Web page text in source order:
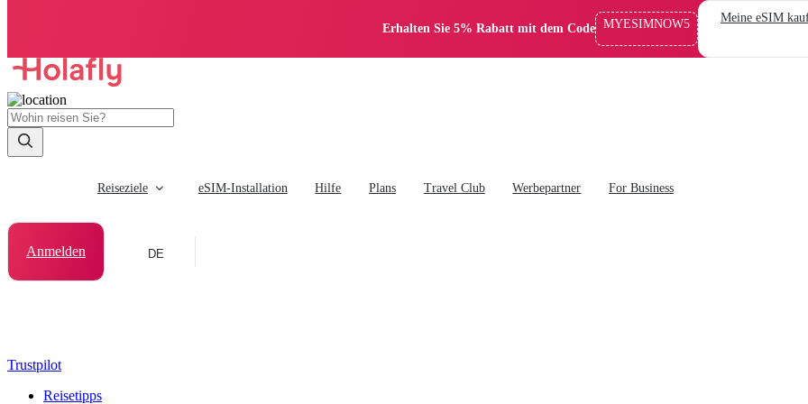
Erhalten Sie 5% Rabatt mit dem Code MYESIMNOW5 Meine eSIM
Reiseziele eSIM-Installation Hilfe Plans Travel Club Werbepartner For Business
Anmelden DE
Trustpilot
Reisetipps